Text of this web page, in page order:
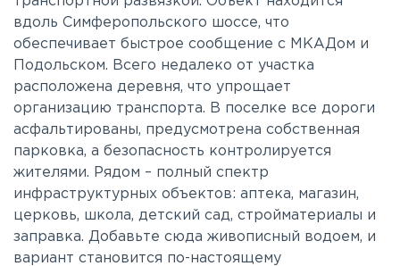
вдоль Симферопольского шоссе, что
обеспечивает быстрое сообщение с МКАДом и
Подольском. Всего недалеко от участка
расположена деревня, что упрощает
организацию транспорта. В поселке все дороги
асфальтированы, предусмотрена собственная
парковка, а безопасность контролируется
жителями. Рядом – полный спектр
инфраструктурных объектов: аптека, магазин,
церковь, школа, детский сад, стройматериалы и
заправка. Добавьте сюда живописный водоем, и
вариант становится по-настоящему